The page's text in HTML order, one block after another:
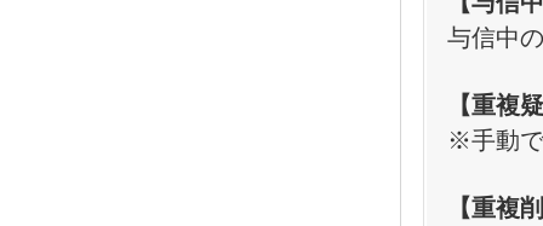
与信中
【重複
※手動
【重複